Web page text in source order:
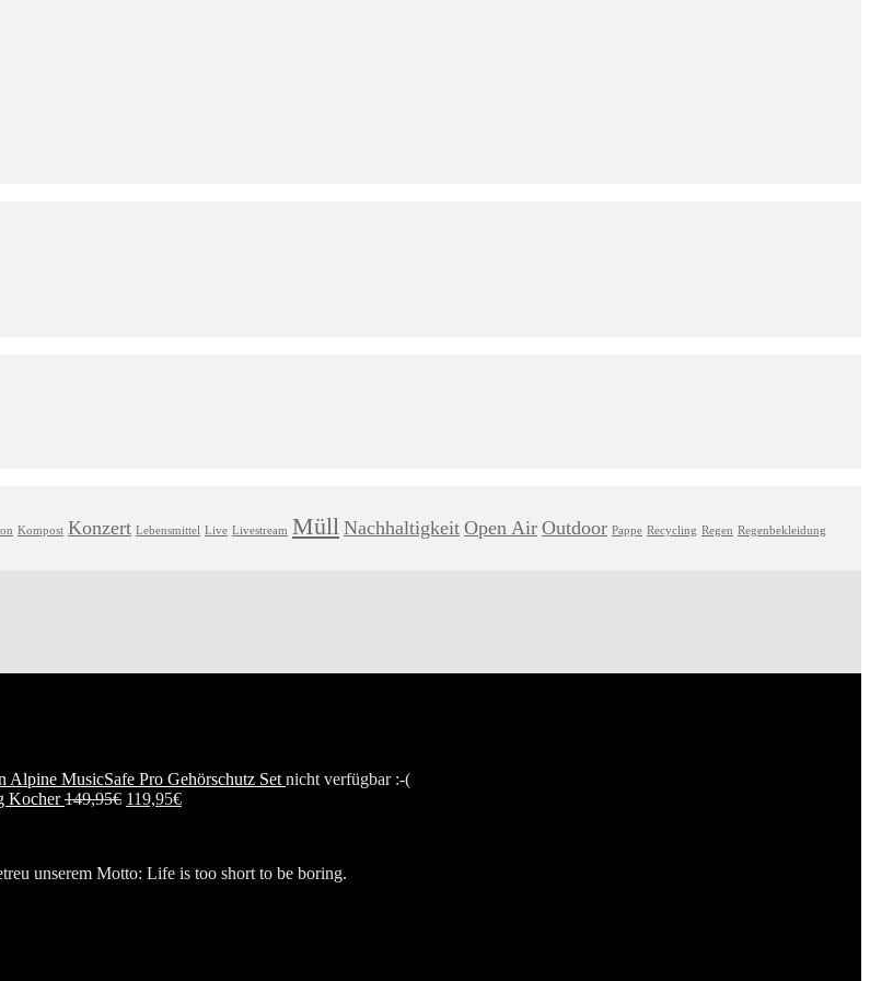
Kompost Konzert Lebensmittel Live Livestream Müll Nachhaltigkeit Open Air Outdoor Pappe Recycling Regen Regenbekleidung
Alpine MusicSafe Pro Gehörschutz Set nicht verfügbar :-(
Kocher 149,95€ 119,95€
unserem Motto: Life is too short to be boring.